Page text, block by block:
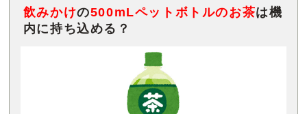
飲みかけの500mLペットボトルのお茶は機
内に持ち込める？